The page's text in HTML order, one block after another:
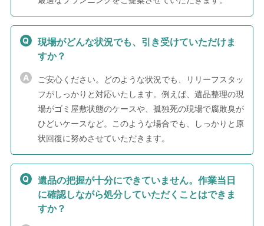
現場がどんな状況でも、引き受けていただけま
すか？
ご安心ください。どのような状況でも、リリーフスタッ
フがしっかりと対応いたします。例えば、遺品整理の現
場がゴミ屋敷状態のケースや、孤独死の現場で腐敗臭が
ひどいケースなど。このような場合でも、しっかりと原
状回復に努めさせていただきます。
遺品の把握が十分にできていません。作業当日
に確認しながら処分していただくことはできま
すか？